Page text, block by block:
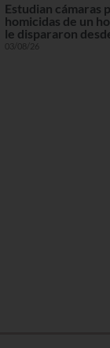
Estudian cámaras
homicidas de un
le dispararon
03/08/26